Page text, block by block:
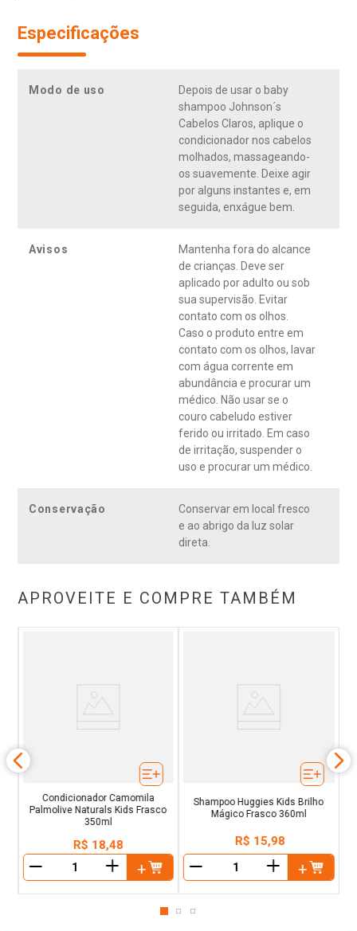
Especificações
Modo de uso
Depois de usar o baby
shampoo Johnson´s
Cabelos Claros, aplique o
condicionador nos cabelos
molhados, massageando-
os suavemente. Deixe agir
por alguns instantes e, em
seguida, enxágue bem.
Avisos
Mantenha fora do alcance
de crianças. Deve ser
aplicado por adulto ou sob
sua supervisão. Evitar
contato com os olhos.
Caso o produto entre em
contato com os olhos, lavar
com água corrente em
abundância e procurar um
médico. Não usar se o
couro cabeludo estiver
ferido ou irritado. Em caso
de irritação, suspender o
uso e procurar um médico.
Conservação
Conservar em local fresco
e ao abrigo da luz solar
direta.
APROVEITE E COMPRE TAMBÉM
Condicionador Camomila
Palmolive Naturals Kids Frasco
350ml
R$ 18,48
＋
Shampoo Huggies Kids Brilho
Mágico Frasco 360ml
R$ 15,98
＋